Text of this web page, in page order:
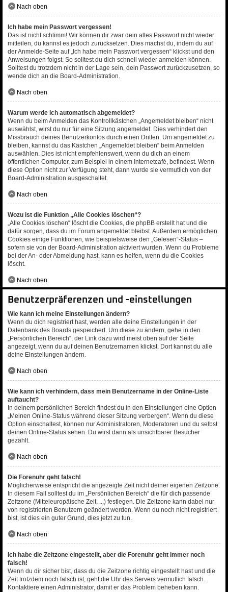
Nach oben
Ich habe mein Passwort vergessen!
Das ist nicht schlimm! Wir können dir zwar dein altes Passwort nicht wieder
mitteilen, du kannst es jedoch zurücksetzen. Dies machst du, indem du auf
der Anmelde-Seite auf „Ich habe mein Passwort vergessen“ klickst und den
Anweisungen folgst. So solltest du dich schnell wieder anmelden können.
Solltest du trotzdem nicht in der Lage sein, dein Passwort zurückzusetzen, so
wende dich an die Board-Administration.
Nach oben
Warum werde ich automatisch abgemeldet?
Wenn du beim Anmelden das Kontrollkästchen „Angemeldet bleiben“ nicht
auswählst, wirst du nur für eine Sitzung angemeldet. Dies verhindert den
Missbrauch deines Benutzerkontos durch einen Dritten. Um angemeldet zu
bleiben, kannst du das Kästchen „Angemeldet bleiben“ beim Anmelden
auswählen. Dies ist nicht empfehlenswert, wenn du dich an einem
öffentlichen Computer, zum Beispiel in einem Internetcafé, befindest. Wenn
diese Option nicht zur Verfügung steht, dann wurde sie vermutlich von der
Board-Administration ausgeschaltet.
Nach oben
Wozu ist die Funktion „Alle Cookies löschen“?
„Alle Cookies löschen“ löscht die Cookies, die phpBB erstellt hat und die
dafür sorgen, dass du im Forum angemeldet bleibst. Außerdem ermöglichen
Cookies einige Funktionen, wie beispielsweise den „Gelesen“-Status –
sofern sie von der Board-Administration aktiviert wurden. Wenn du Probleme
bei der An- oder Abmeldung hast, kann es helfen, wenn du die Cookies
löscht.
Nach oben
Benutzerpräferenzen und -einstellungen
Wie kann ich meine Einstellungen ändern?
Wenn du dich registriert hast, werden alle deine Einstellungen in der
Datenbank des Boards gespeichert. Um diese zu ändern, gehe in den
„Persönlichen Bereich“; der Link dazu wird meist oben auf der Seite
angezeigt, wenn du auf deinen Benutzernamen klickst. Dort kannst du alle
deine Einstellungen ändern.
Nach oben
Wie kann ich verhindern, dass mein Benutzername in der Online-Liste
auftaucht?
In deinem persönlichen Bereich findest du in den Einstellungen eine Option
„Meinen Online-Status während dieser Sitzung verbergen“. Wenn du diese
Option einschaltest, können nur Administratoren, Moderatoren und du selbst
deinen Online-Status sehen. Du wirst dann als unsichtbarer Besucher
gezählt.
Nach oben
Die Forenuhr geht falsch!
Möglicherweise entspricht die angezeigte Zeit nicht deiner eigenen Zeitzone.
In diesem Fall solltest du im „Persönlichen Bereich“ die für dich passende
Zeitzone (Mitteleuropäische Zeit, ...) festlegen. Die Zeitzone kann dabei nur
von registrierten Benutzern geändert werden. Wenn du noch nicht registriert
bist, ist dies ein guter Grund, dies jetzt zu tun.
Nach oben
Ich habe die Zeitzone eingestellt, aber die Forenuhr geht immer noch
falsch!
Wenn du dir sicher bist, dass du die Zeitzone richtig eingestellt hast und die
Zeit trotzdem noch falsch ist, geht die Uhr des Servers vermutlich falsch.
Kontaktiere einen Administrator, damit er das Problem beheben kann.